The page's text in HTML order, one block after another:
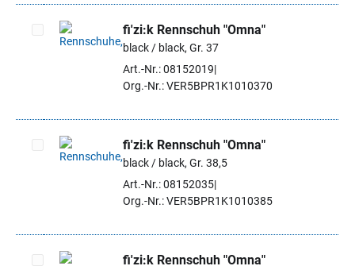
Artikel auswählen
fi'zi:k Rennschuh "Omna"
black / black, Gr. 37
Art.-Nr.: 08152019
Org.-Nr.: VER5BPR1K1010370
Artikel auswählen
fi'zi:k Rennschuh "Omna"
black / black, Gr. 38,5
Art.-Nr.: 08152035
Org.-Nr.: VER5BPR1K1010385
fi'zi:k Rennschuh "Omna"